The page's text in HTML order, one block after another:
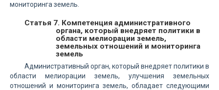
мониторинга земель.
Статья 7. Компетенция административного
органа, который внедряет политики в
области мелиорации земель,
земельных отношений и мониторинга
земель
Административный орган, который внедряет политики в
области мелиорации земель, улучшения земельных
отношений и мониторинга земель, обладает следующими